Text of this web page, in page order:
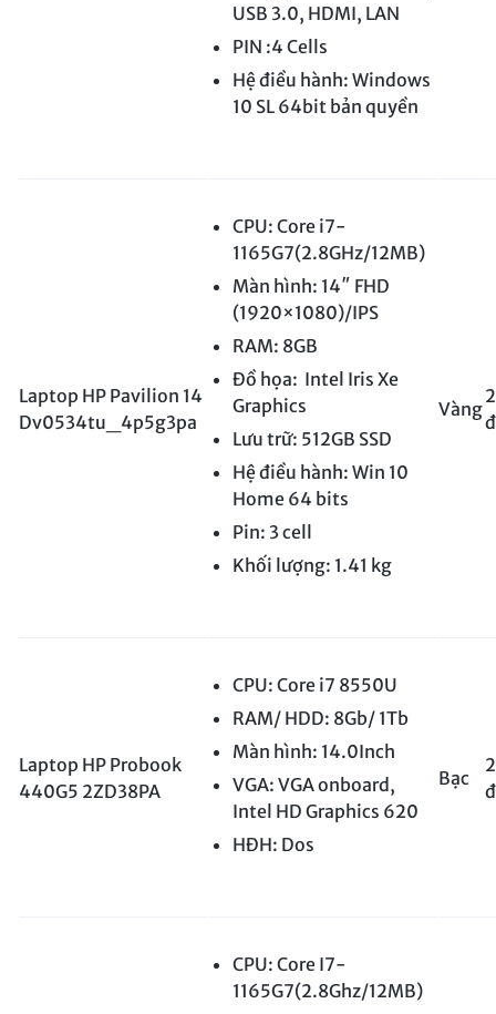
USB 3.0, HDMI, LAN
PIN :4 Cells
Hệ điều hành: Windows
10 SL 64bit bản quyền
Laptop HP Pavilion 14
Dv0534tu_4p5g3pa
CPU: Core i7-
1165G7(2.8GHz/12MB)
Màn hình: 14″ FHD
(1920×1080)/IPS
RAM: 8GB
Đồ họa: Intel Iris Xe
Graphics
Lưu trữ: 512GB SSD
Hệ điều hành: Win 10
Home 64 bits
Pin: 3 cell
Khối lượng: 1.41 kg
Vàng
đ
Laptop HP Probook
440G5 2ZD38PA
CPU: Core i7 8550U
RAM/ HDD: 8Gb/ 1Tb
Màn hình: 14.0Inch
VGA: VGA onboard,
Intel HD Graphics 620
HĐH: Dos
Bạc
đ
CPU: Core I7-
1165G7(2.8Ghz/12MB)